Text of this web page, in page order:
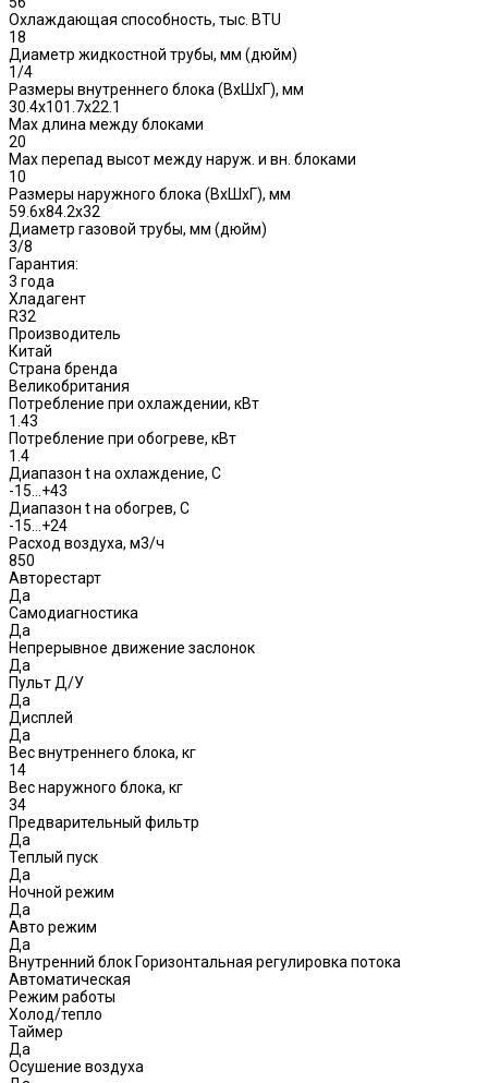
Охлаждающая способность, тыс. BTU
18
Диаметр жидкостной трубы, мм (дюйм)
1/4
Размеры внутреннего блока (ВхШхГ), мм
30.4x101.7x22.1
Max длина между блоками
20
Max перепад высот между наруж. и вн. блоками
10
Размеры наружного блока (ВхШхГ), мм
59.6x84.2x32
Диаметр газовой трубы, мм (дюйм)
3/8
Гарантия:
3 года
Хладагент
R32
Производитель
Китай
Страна бренда
Великобритания
Потребление при охлаждении, кВт
1.43
Потребление при обогреве, кВт
1.4
Диапазон t на охлаждение, С
-15…+43
Диапазон t на обогрев, С
-15…+24
Расход воздуха, м3/ч
850
Авторестарт
Да
Самодиагностика
Да
Непрерывное движение заслонок
Да
Пульт Д/У
Да
Дисплей
Да
Вес внутреннего блока, кг
14
Вес наружного блока, кг
34
Предварительный фильтр
Да
Теплый пуск
Да
Ночной режим
Да
Авто режим
Да
Внутренний блок Горизонтальная регулировка потока
Автоматическая
Режим работы
Холод/тепло
Таймер
Да
Осушение воздуха